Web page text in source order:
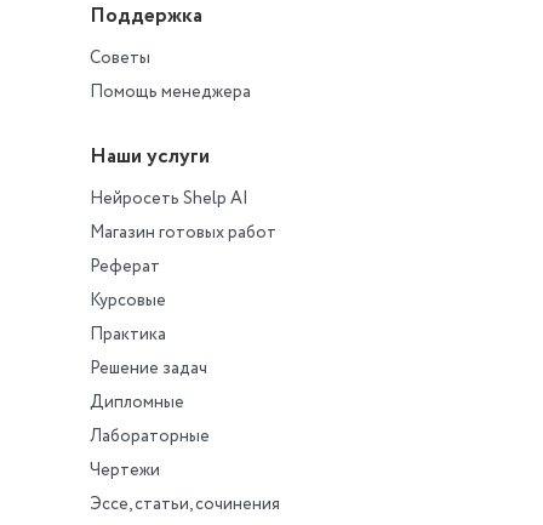
Поддержка
Советы
Помощь менеджера
Наши услуги
Нейросеть Shelp AI
Магазин готовых работ
Реферат
Курсовые
Практика
Решение задач
Дипломные
Лабораторные
Чертежи
Эссе, статьи, сочинения